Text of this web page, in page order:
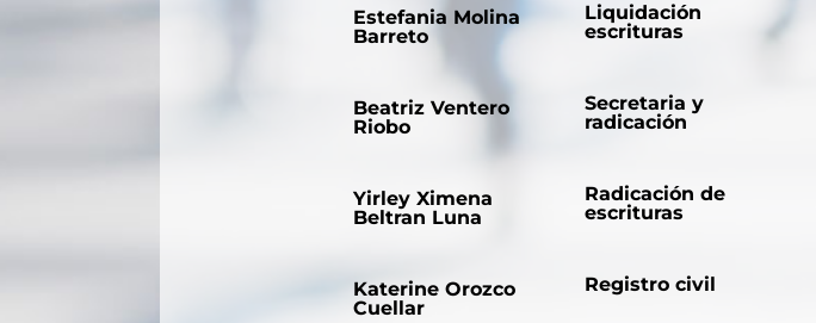
Estefania Molina
Barreto
Beatriz Ventero
Riobo
Yirley Ximena
Beltran Luna
Katerine Orozco
Cuellar
Liquidación
escrituras
Secretaria y
radicación
Radicación de
escrituras
Registro civil